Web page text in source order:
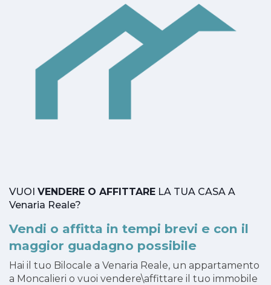
VUOI VENDERE O AFFITTARE LA TUA CASA A
Venaria Reale?
Vendi o affitta in tempi brevi e con il
maggior guadagno possibile
Hai il tuo Bilocale a Venaria Reale, un appartamento
a Moncalieri o vuoi vendere\affittare il tuo immobile